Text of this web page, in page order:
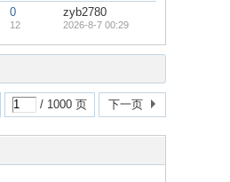
0
12
zyb2780
2026-8-7 00:29
/ 1000 页 下一页